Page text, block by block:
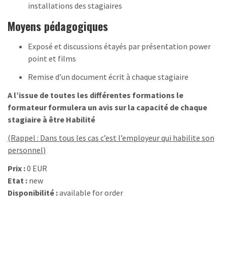
installations des stagiaires
Moyens pédagogiques
Exposé et discussions étayés par présentation power
point et films
Remise d’un document écrit à chaque stagiaire
A l’issue de toutes les différentes formations le
formateur formulera un avis sur la capacité de chaque
stagiaire à être Habilité
(Rappel : Dans tous les cas c’est l’employeur qui habilite son
personnel)
Prix :0 EUR
Etat : new
Disponibilité :available for order